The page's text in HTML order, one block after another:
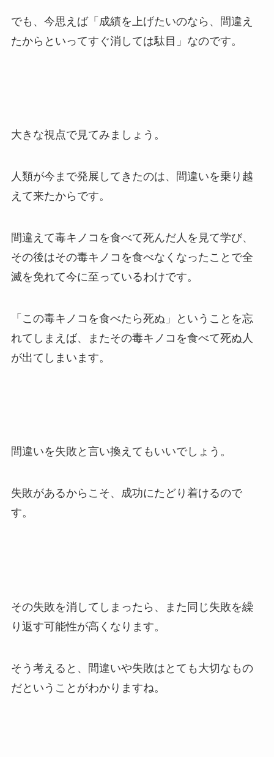
でも、今思えば「成績を上げたいのなら、間違え
たからといってすぐ消しては駄目」なのです。
大きな視点で見てみましょう。
人類が今まで発展してきたのは、間違いを乗り越
えて来たからです。
間違えて毒キノコを食べて死んだ人を見て学び、
その後はその毒キノコを食べなくなったことで全
滅を免れて今に至っているわけです。
「この毒キノコを食べたら死ぬ」ということを忘
れてしまえば、またその毒キノコを食べて死ぬ人
が出てしまいます。
間違いを失敗と言い換えてもいいでしょう。
失敗があるからこそ、成功にたどり着けるので
す。
その失敗を消してしまったら、また同じ失敗を繰
り返す可能性が高くなります。
そう考えると、間違いや失敗はとても大切なもの
だということがわかりますね。